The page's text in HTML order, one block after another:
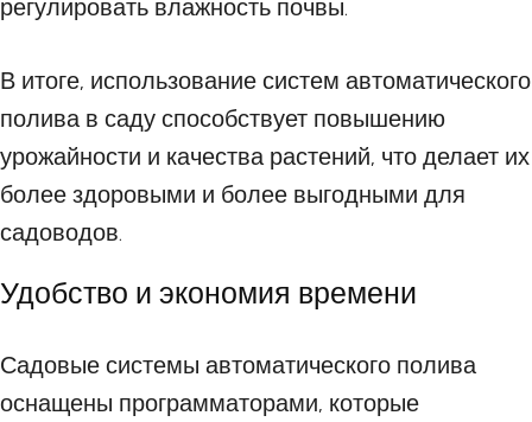
регулировать влажность почвы.
В итоге, использование систем автоматического
полива в саду способствует повышению
урожайности и качества растений, что делает их
более здоровыми и более выгодными для
садоводов.
Удобство и экономия времени
Садовые системы автоматического полива
оснащены программаторами, которые